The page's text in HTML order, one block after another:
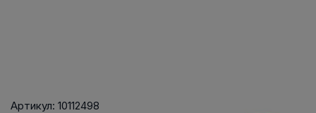
Артикул: 10112498